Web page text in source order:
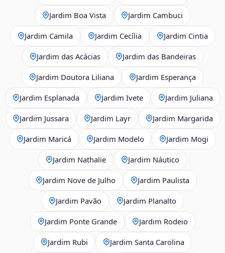
Jardim Boa Vista Jardim Cambuci
Jardim Camila Jardim Cecília Jardim Cintia
Jardim das Acácias Jardim das Bandeiras
Jardim Doutora Liliana Jardim Esperança
Jardim Esplanada Jardim Ivete Jardim Juliana
Jardim Jussara Jardim Layr Jardim Margarida
Jardim Maricá Jardim Modelo Jardim Mogi
Jardim Nathalie Jardim Náutico
Jardim Nove de Julho Jardim Paulista
Jardim Pavão Jardim Planalto
Jardim Ponte Grande Jardim Rodeio
Jardim Rubi Jardim Santa Carolina